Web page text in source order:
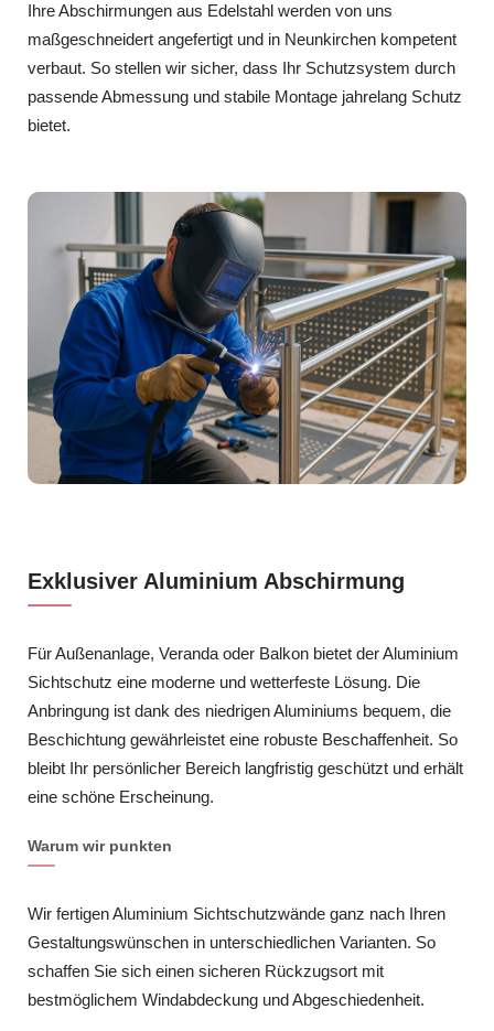
Ihre Abschirmungen aus Edelstahl werden von uns
maßgeschneidert angefertigt und in Neunkirchen kompetent
verbaut. So stellen wir sicher, dass Ihr Schutzsystem durch
passende Abmessung und stabile Montage jahrelang Schutz
bietet.
Exklusiver Aluminium Abschirmung
Für Außenanlage, Veranda oder Balkon bietet der Aluminium
Sichtschutz eine moderne und wetterfeste Lösung. Die
Anbringung ist dank des niedrigen Aluminiums bequem, die
Beschichtung gewährleistet eine robuste Beschaffenheit. So
bleibt Ihr persönlicher Bereich langfristig geschützt und erhält
eine schöne Erscheinung.
Warum wir punkten
Wir fertigen Aluminium Sichtschutzwände ganz nach Ihren
Gestaltungswünschen in unterschiedlichen Varianten. So
schaffen Sie sich einen sicheren Rückzugsort mit
bestmöglichem Windabdeckung und Abgeschiedenheit.